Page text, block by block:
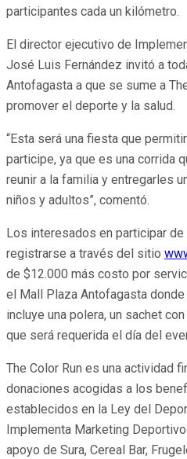
participantes cada un kilómetro.
El director ejecutivo de
José Luis Fernández invitó a
Antofagasta a que se sume a
promover el deporte y la salud.
“Esta será una fiesta que
participe, ya que es una corrida
reunir a la familia y entregarles
niños y adultos”, comentó.
Los interesados en participar
registrarse a través del sitio
de $12.000 más costo por
el Mall Plaza Antofagasta
incluye una polera, un sachet
que será requerida el día del
The Color Run es una actividad
donaciones acogidas a los
establecidos en la Ley del
Implementa Marketing
apoyo de Sura, Cereal Bar,